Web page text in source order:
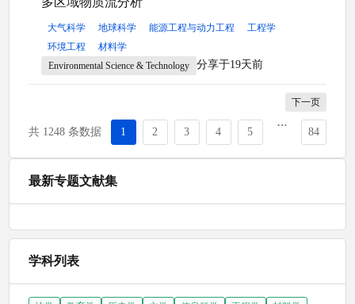
大气科学 地球科学 能源工程与动力工程
工程学
环境工程
材料学
Environmental Science & Technology
分享于19天前
下一页
共 1248 条数据 1 2 3 4 5 84
最新专题文献集
学科列表